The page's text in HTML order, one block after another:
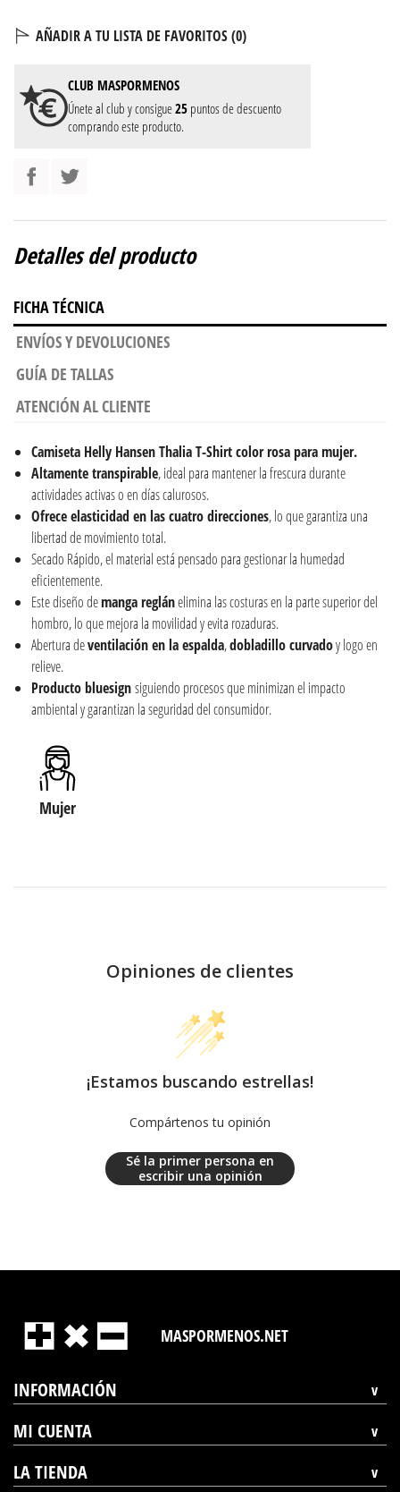
AÑADIR A TU LISTA DE FAVORITOS (0)
CLUB MASPORMENOS
Únete al club y consigue25 puntos de descuento
comprando este producto.
Detalles del producto
FICHA TÉCNICA
ENVÍOS Y DEVOLUCIONES
GUÍA DE TALLAS
ATENCIÓN AL CLIENTE
Camiseta Helly Hansen Thalia T-Shirt color rosa para mujer.
Altamente transpirable, ideal para mantener la frescura durante
actividades activas o en días calurosos.
Ofrece elasticidad en las cuatro direcciones, lo que garantiza una
libertad de movimiento total.
Secado Rápido, el material está pensado para gestionar la humedad
eficientemente.
Este diseño demanga reglánelimina las costuras en la parte superior del
hombro, lo que mejora la movilidad y evita rozaduras.
Abertura deventilación en la espalda,dobladillo curvadoy logo en
relieve.
Producto bluesignsiguiendo procesos que minimizan el impacto
ambiental y garantizan la seguridad del consumidor.
Mujer
Opiniones de clientes
¡Estamos buscando estrellas!
Compártenos tu opinión
Sé la primer persona en
escribir una opinión
MASPORMENOS.NET
INFORMACIÓN
MI CUENTA
LA TIENDA